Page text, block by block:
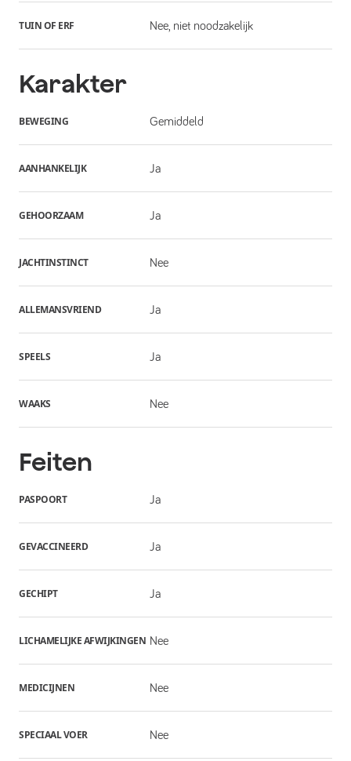
TUIN OF ERF Nee, niet noodzakelijk
Karakter
BEWEGING Gemiddeld
AANHANKELIJK Ja
GEHOORZAAM Ja
JACHTINSTINCT Nee
ALLEMANSVRIEND Ja
SPEELS Ja
WAAKS Nee
Feiten
PASPOORT Ja
GEVACCINEERD Ja
GECHIPT Ja
LICHAMELIJKE AFWIJKINGEN Nee
MEDICIJNEN Nee
SPECIAAL VOER Nee